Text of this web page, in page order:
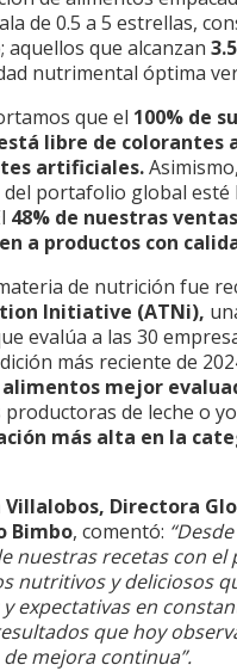
de 0.5 a 5 estrellas,
que alcanzan
nutrimental óptima
que el 100% de
libre de colorantes
artificiales.
portafolio global esté
48% de nuestras
a productos con
de nutrición fue
Initiative (ATNi),
evalúa a las 30
más reciente de
mejor
de leche o
más alta en la
Directora
Bimbo, comentó:
nuestras recetas con el
nutritivos y deliciosos
expectativas en
que hoy
mejora continua”.